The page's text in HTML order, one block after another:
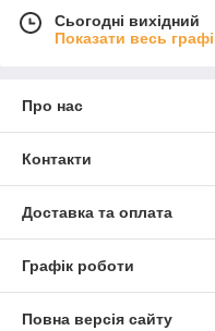
Сьогодні вихідний
Показати весь
Про нас
Контакти
Доставка та оплата
Графік роботи
Повна версія сайту